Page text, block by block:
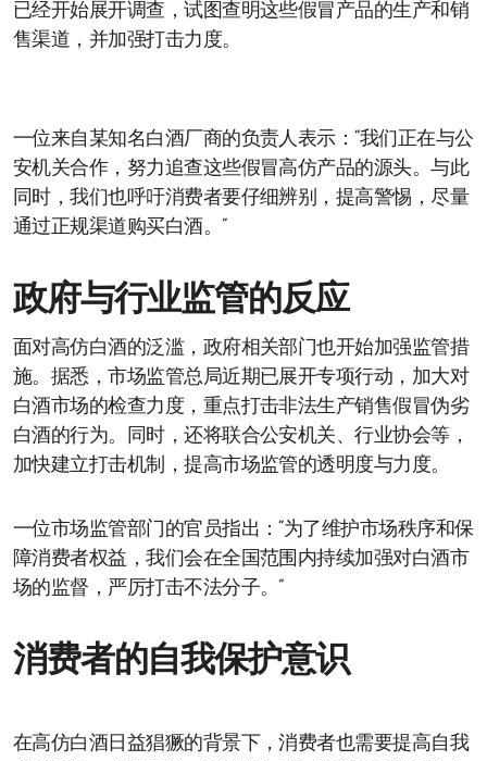
已经开始展开调查，试图查明这些假冒产品的生产和销
售渠道，并加强打击力度。
一位来自某知名白酒厂商的负责人表示：“我们正在与公
安机关合作，努力追查这些假冒高仿产品的源头。与此
同时，我们也呼吁消费者要仔细辨别，提高警惕，尽量
通过正规渠道购买白酒。”
政府与行业监管的反应
面对高仿白酒的泛滥，政府相关部门也开始加强监管措
施。据悉，市场监管总局近期已展开专项行动，加大对
白酒市场的检查力度，重点打击非法生产销售假冒伪劣
白酒的行为。同时，还将联合公安机关、行业协会等，
加快建立打击机制，提高市场监管的透明度与力度。
一位市场监管部门的官员指出：“为了维护市场秩序和保
障消费者权益，我们会在全国范围内持续加强对白酒市
场的监督，严厉打击不法分子。”
消费者的自我保护意识
在高仿白酒日益猖獗的背景下，消费者也需要提高自我